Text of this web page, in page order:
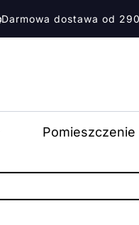
Darmowa dostawa od
Pomieszczenie